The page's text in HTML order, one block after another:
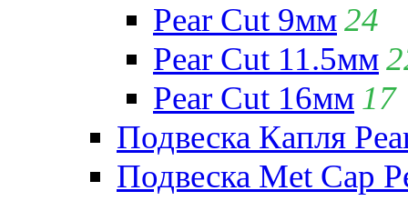
Pear Cut 9мм24
Pear Cut 11.5мм
Pear Cut 16мм 17
Подвеска Капля
Подвеска Met Cap